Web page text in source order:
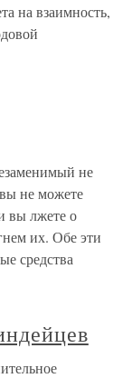
на взаимность,
не
не можете
вы лжете о
их. Обе эти
средства